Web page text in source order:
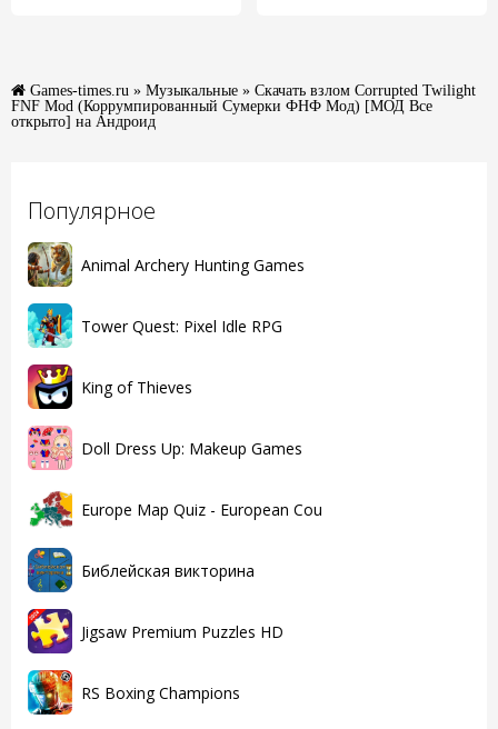
Популярное
Animal Archery Hunting Games
Tower Quest: Pixel Idle RPG
King of Thieves
Doll Dress Up: Makeup Games
Europe Map Quiz - European Cou
Библейская викторина
Jigsaw Premium Puzzles HD
RS Boxing Champions
Games-times.ru » Музыкальные » Скачать взлом Corrupted Twilight
FNF Mod (Коррумпированный Сумерки ФНФ Мод) [МОД Все
открыто] на Андроид